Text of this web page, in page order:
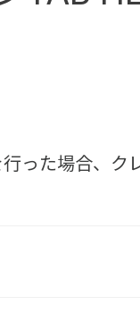
行った場合、